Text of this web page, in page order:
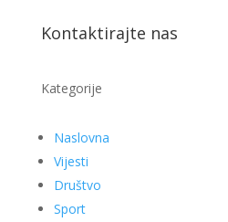
Kontaktirajte nas
Kategorije
Naslovna
Vijesti
Društvo
Sport